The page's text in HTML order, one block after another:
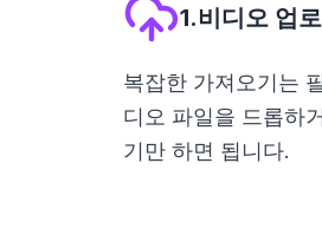
1.비디오 업
복잡한 가져오기는
디오 파일을 드롭하
기만 하면 됩니다.